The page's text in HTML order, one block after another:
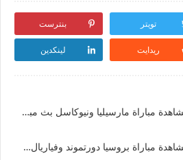
تويتر بنترست
ريدايت لينكدين
قناة beIN 5 لايف رابط مشاهدة مباراة مارسيليا ونيوكاسل بث مباشر بتاريخ 25-11-2025 دوري أبطال أوروبا يوتيوب بدون تقطيع
قناة beIN 7 لايف رابط مشاهدة مباراة بروسيا دورتموند وفياريال بث مباشر بتاريخ 25-11-2025 دوري أبطال أوروبا يوتيوب بدون تقطيع